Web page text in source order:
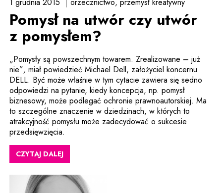
1 grudnia 2015 orzecznictwo przemysł kreatywny
Pomysł na utwór czy utwór
z pomysłem?
„Pomysły są powszechnym towarem. Zrealizowane – już
nie”,miał powiedzieć Michael Dell, założyciel koncernu
DELL. Być może właśnie w tym cytacie zawiera się sedno
odpowiedzi na pytanie, kiedy koncepcja, np. pomysł
biznesowy, może podlegać ochronie prawnoautorskiej. Ma
to szczególne znaczenie w dziedzinach, w których to
atrakcyjność pomysłu może zadecydować o sukcesie
przedsięwzięcia.
CZYTAJ DALEJ